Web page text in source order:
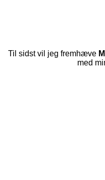
Til sidst vil jeg fremhæve
med